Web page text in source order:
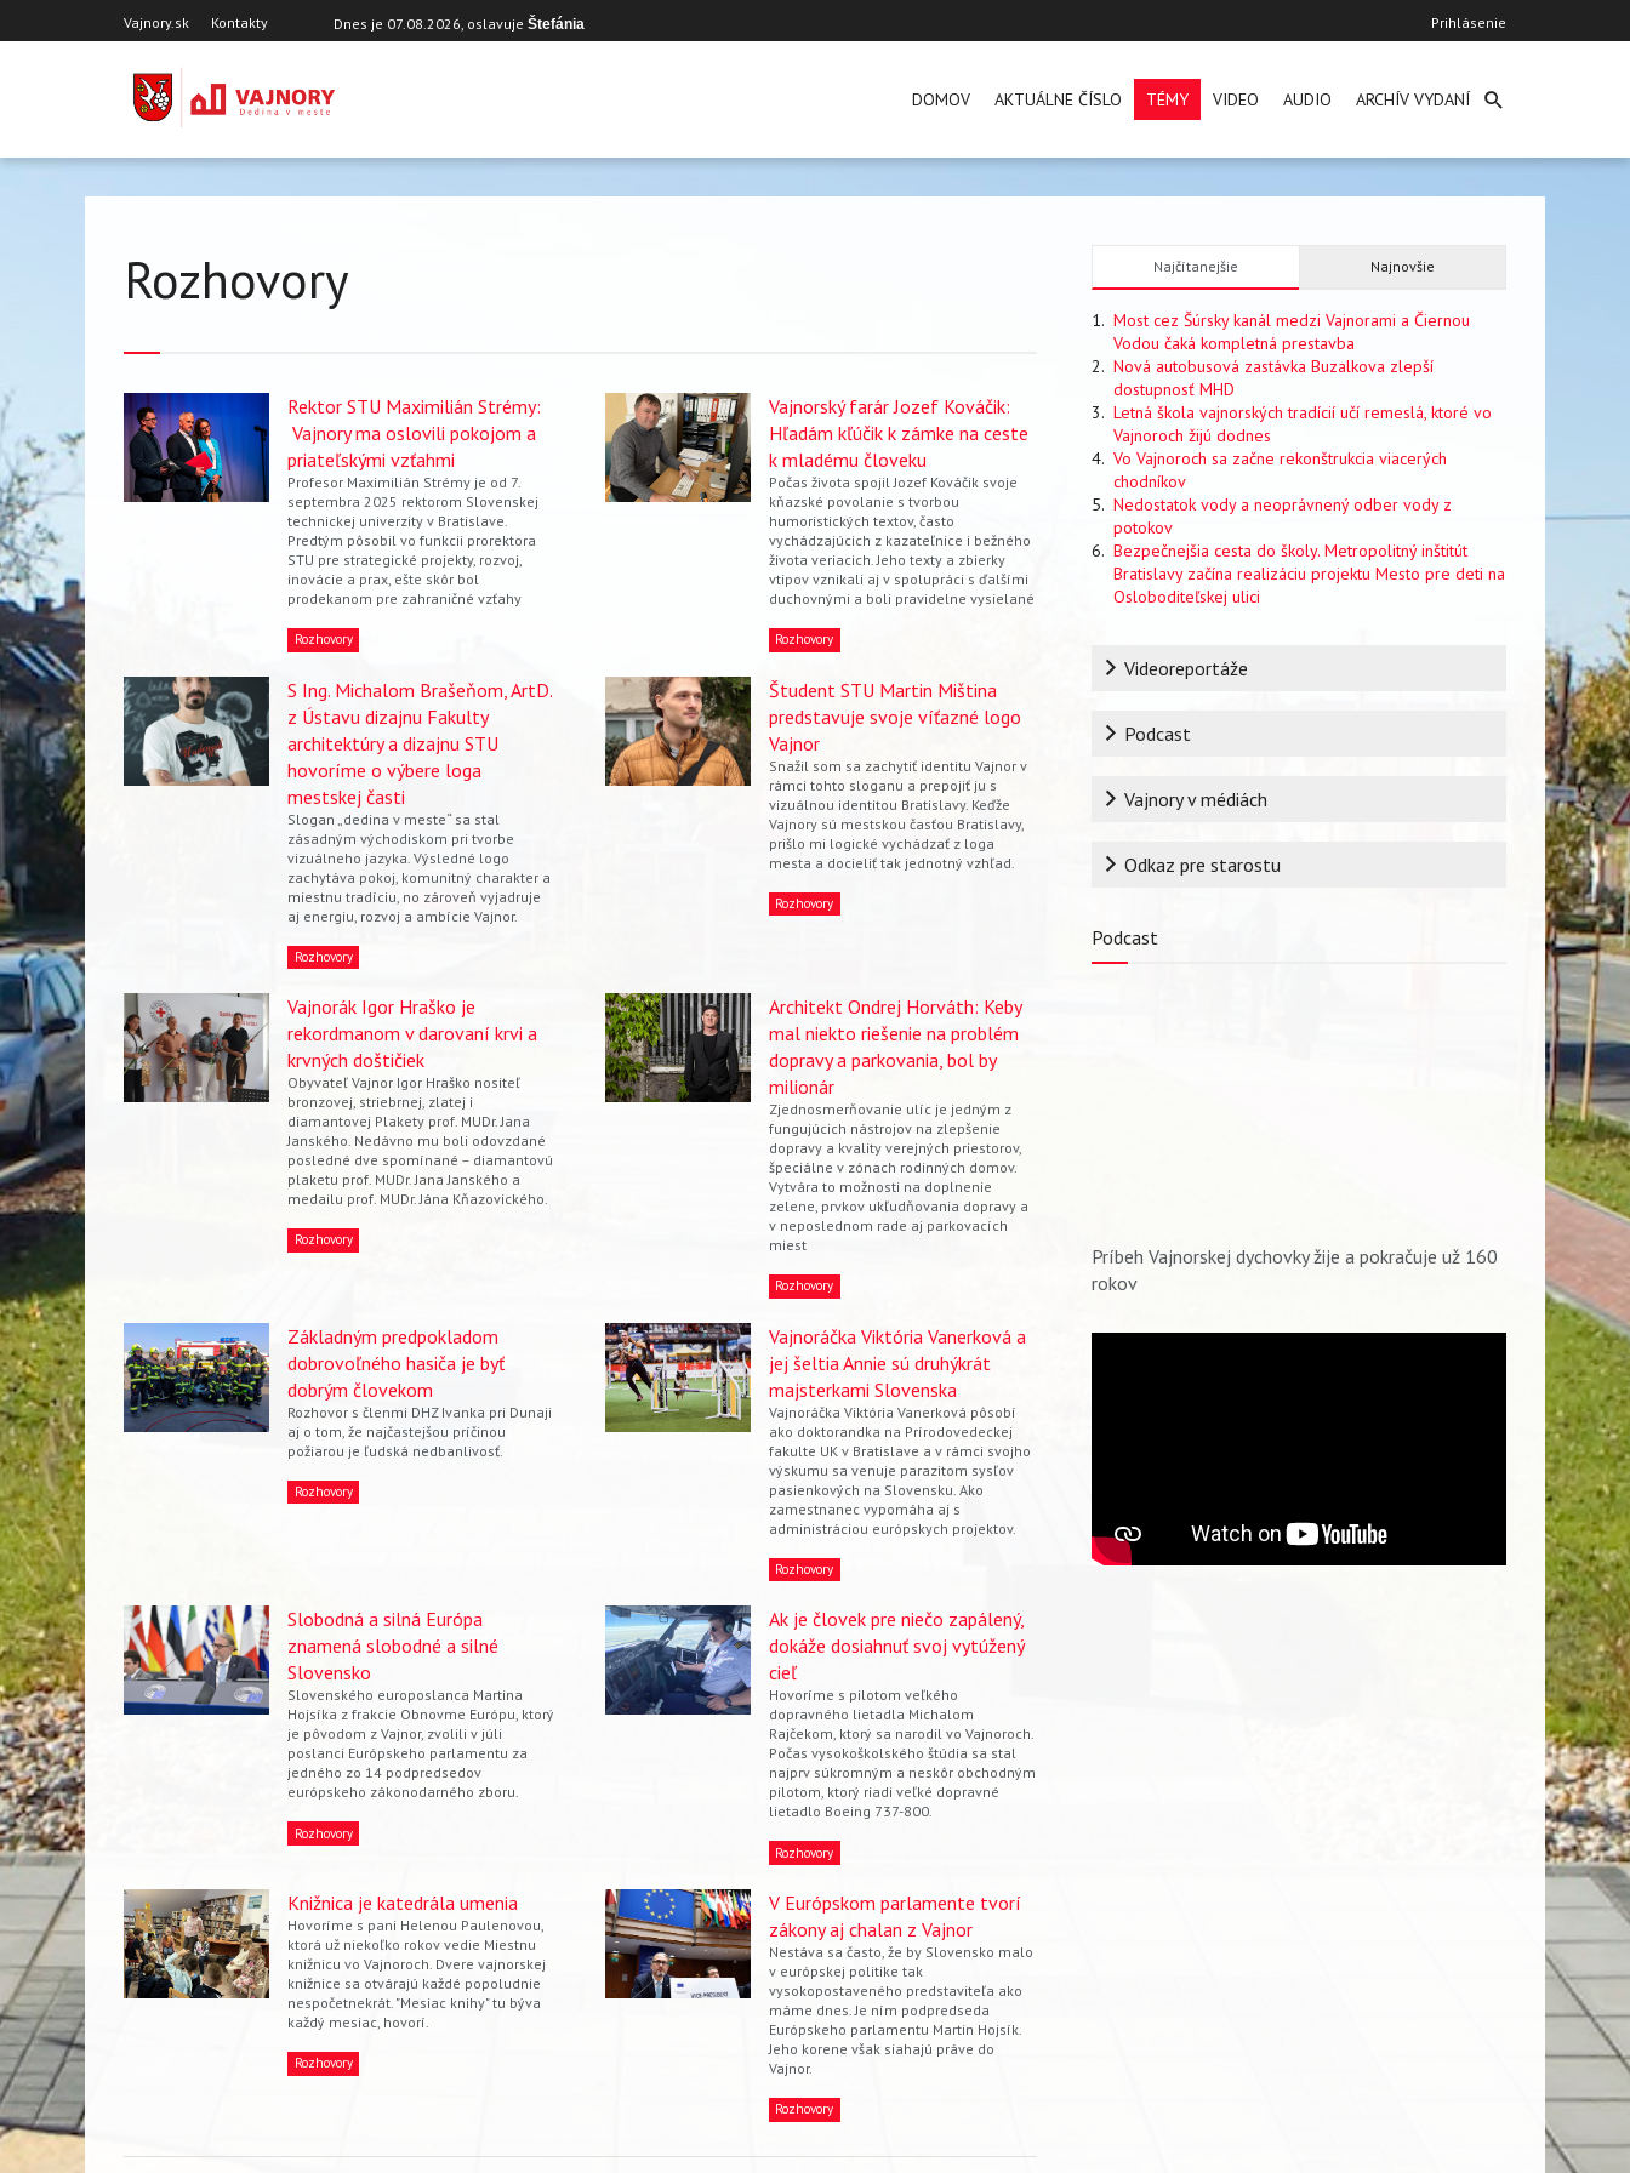
na
Hlavička
Vajnory.sk Kontakty Dnes je 07.08.2026 , oslavuje Štefánia
User
account
Prihlásenie
DOMOV AKTUÁLNE ČÍSLO TÉMY VIDEO AUDIO ARCHÍV VYDANÍ
Rozhovory
Rektor STU Maximilián Strémy:
Vajnory ma oslovili pokojom a
priateľskými vzťahmi
Profesor Maximilián Strémy je od 7.
septembra 2025 rektorom Slovenskej
technickej univerzity v Bratislave.
Predtým pôsobil vo funkcii prorektora
STU pre strategické projekty, rozvoj,
inovácie a prax, ešte skôr bol
prodekanom pre zahraničné vzťahy
Rozhovory
Vajnorský farár Jozef Kováčik:
Hľadám kľúčik k zámke na ceste
k mladému človeku
Počas života spojil Jozef Kováčik svoje
kňazské povolanie s tvorbou
humoristických textov, často
vychádzajúcich z kazateľnice i bežného
života veriacich. Jeho texty a zbierky
vtipov vznikali aj v spolupráci s ďalšími
duchovnými a boli pravidelne vysielané
Rozhovory
S Ing. Michalom Brašeňom, ArtD.
z Ústavu dizajnu Fakulty
architektúry a dizajnu STU
hovoríme o výbere loga
mestskej časti
Slogan „dedina v meste“ sa stal
zásadným východiskom pri tvorbe
vizuálneho jazyka. Výsledné logo
zachytáva pokoj, komunitný charakter a
miestnu tradíciu, no zároveň vyjadruje
aj energiu, rozvoj a ambície Vajnor.
Rozhovory
Študent STU Martin Miština
predstavuje svoje víťazné logo
Vajnor
Snažil som sa zachytiť identitu Vajnor v
rámci tohto sloganu a prepojiť ju s
vizuálnou identitou Bratislavy. Keďže
Vajnory sú mestskou časťou Bratislavy,
prišlo mi logické vychádzať z loga
mesta a docieliť tak jednotný vzhľad.
Rozhovory
Vajnorák Igor Hraško je
rekordmanom v darovaní krvi a
krvných doštičiek
Obyvateľ Vajnor Igor Hraško nositeľ
bronzovej, striebrnej, zlatej i
diamantovej Plakety prof. MUDr. Jana
Janského. Nedávno mu boli odovzdané
posledné dve spomínané – diamantovú
plaketu prof. MUDr. Jana Janského a
medailu prof. MUDr. Jána Kňazovického.
Rozhovory
Architekt Ondrej Horváth: Keby
mal niekto riešenie na problém
dopravy a parkovania, bol by
milionár
Zjednosmerňovanie ulíc je jedným z
fungujúcich nástrojov na zlepšenie
dopravy a kvality verejných priestorov,
špeciálne v zónach rodinných domov.
Vytvára to možnosti na doplnenie
zelene, prvkov ukľudňovania dopravy a
v neposlednom rade aj parkovacích
miest
Rozhovory
Základným predpokladom
dobrovoľného hasiča je byť
dobrým človekom
Rozhovor s členmi DHZ Ivanka pri Dunaji
aj o tom, že najčastejšou príčinou
požiarou je ľudská nedbanlivosť.
Rozhovory
Vajnoráčka Viktória Vanerková a
jej šeltia Annie sú druhýkrát
majsterkami Slovenska
Vajnoráčka Viktória Vanerková pôsobí
ako doktorandka na Prírodovedeckej
fakulte UK v Bratislave a v rámci svojho
výskumu sa venuje parazitom sysľov
pasienkových na Slovensku. Ako
zamestnanec vypomáha aj s
administráciou európskych projektov.
Rozhovory
Slobodná a silná Európa
znamená slobodné a silné
Slovensko
Slovenského europoslanca Martina
Hojsíka z frakcie Obnovme Európu, ktorý
je pôvodom z Vajnor, zvolili v júli
poslanci Európskeho parlamentu za
jedného zo 14 podpredsedov
európskeho zákonodarného zboru.
Rozhovory
Ak je človek pre niečo zapálený,
dokáže dosiahnuť svoj vytúžený
cieľ
Hovoríme s pilotom veľkého
dopravného lietadla Michalom
Rajčekom, ktorý sa narodil vo Vajnoroch.
Počas vysokoškolského štúdia sa stal
najprv súkromným a neskôr obchodným
pilotom, ktorý riadi veľké dopravné
lietadlo Boeing 737-800.
Rozhovory
Knižnica je katedrála umenia
Hovoríme s pani Helenou Paulenovou,
ktorá už niekoľko rokov vedie Miestnu
knižnicu vo Vajnoroch. Dvere vajnorskej
knižnice sa otvárajú každé popoludnie
nespočetnekrát. "Mesiac knihy" tu býva
každý mesiac, hovorí.
Rozhovory
V Európskom parlamente tvorí
zákony aj chalan z Vajnor
Nestáva sa často, že by Slovensko malo
v európskej politike tak
vysokopostaveného predstaviteľa ako
máme dnes. Je ním podpredseda
Európskeho parlamentu Martin Hojsík.
Jeho korene však siahajú práve do
Vajnor.
Rozhovory
Najčítanejšie Najnovšie
Most cez Šúrsky kanál medzi Vajnorami a Čiernou
Vodou čaká kompletná prestavba
Nová autobusová zastávka Buzalkova zlepší
dostupnosť MHD
Letná škola vajnorských tradícií učí remeslá, ktoré vo
Vajnoroch žijú dodnes
Vo Vajnoroch sa začne rekonštrukcia viacerých
chodníkov
Nedostatok vody a neoprávnený odber vody z
potokov
Bezpečnejšia cesta do školy. Metropolitný inštitút
Bratislavy začína realizáciu projektu Mesto pre deti na
Osloboditeľskej ulici
RubrikaVideoreportáže
Podcast
Vajnory v médiách
Odkaz pre starostu
Podcast
Príbeh Vajnorskej dychovky žije a pokračuje už 160
rokov